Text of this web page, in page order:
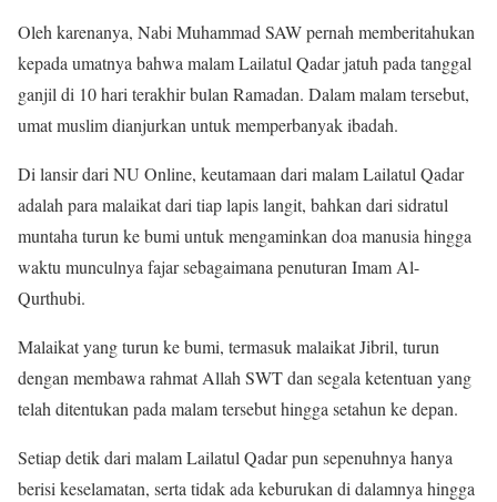
Oleh karenanya, Nabi Muhammad SAW pernah memberitahukan
kepada umatnya bahwa malam Lailatul Qadar jatuh pada tanggal
ganjil di 10 hari terakhir bulan Ramadan. Dalam malam tersebut,
umat muslim dianjurkan untuk memperbanyak ibadah.
Di lansir dari NU Online, keutamaan dari malam Lailatul Qadar
adalah para malaikat dari tiap lapis langit, bahkan dari sidratul
muntaha turun ke bumi untuk mengaminkan doa manusia hingga
waktu munculnya fajar sebagaimana penuturan Imam Al-
Qurthubi.
Malaikat yang turun ke bumi, termasuk malaikat Jibril, turun
dengan membawa rahmat Allah SWT dan segala ketentuan yang
telah ditentukan pada malam tersebut hingga setahun ke depan.
Setiap detik dari malam Lailatul Qadar pun sepenuhnya hanya
berisi keselamatan, serta tidak ada keburukan di dalamnya hingga